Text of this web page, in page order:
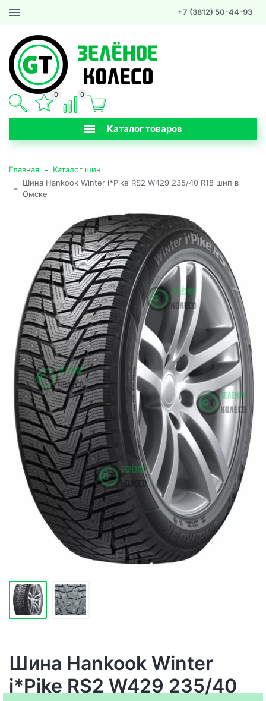
+7 (3812) 50-44-93
Каталог товаров
0 0
Главная - Каталог шин
-
Шина Hankook Winter i*Pike RS2 W429 235/40 R18 шип в
Омске
Шина Hankook Winter
i*Pike RS2 W429 235/40